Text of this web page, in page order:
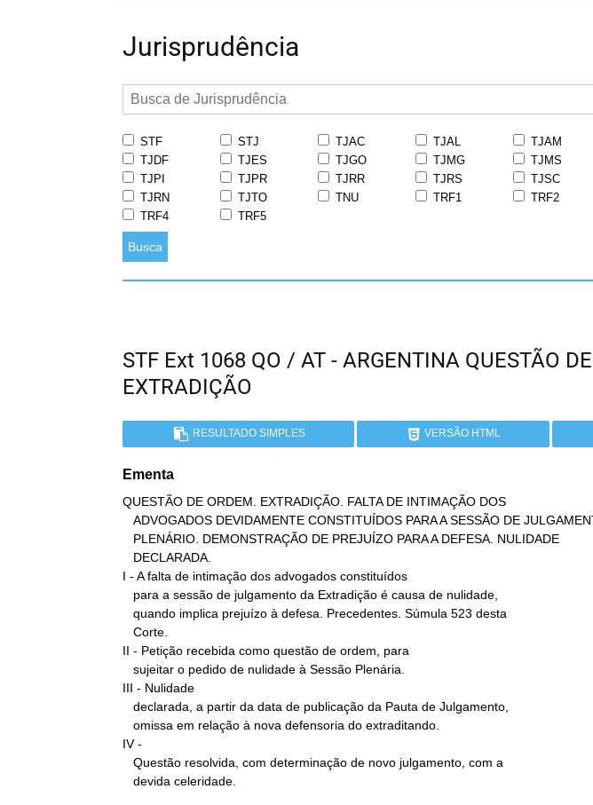
Jurisprudência
STF STJ TJAC TJAL TJAM
TJDF
TJES TJGO TJMG TJMS
TJPI
TJPR TJRR TJRS TJSC
TJRN
TJTO TNU TRF1 TRF2
TRF4
TRF5
Busca
STF Ext 1068 QO / AT - ARGENTINA QUESTÃO
EXTRADIÇÃO
RESULTADO SIMPLES VERSÃO HTML
Ementa
QUESTÃO DE ORDEM. EXTRADIÇÃO. FALTA DE INTIMAÇÃO DOS
I - A falta de intimação dos advogados constituídos
II - Petição recebida como questão de ordem, para
III - Nulidade
IV -
   devida celeridade.